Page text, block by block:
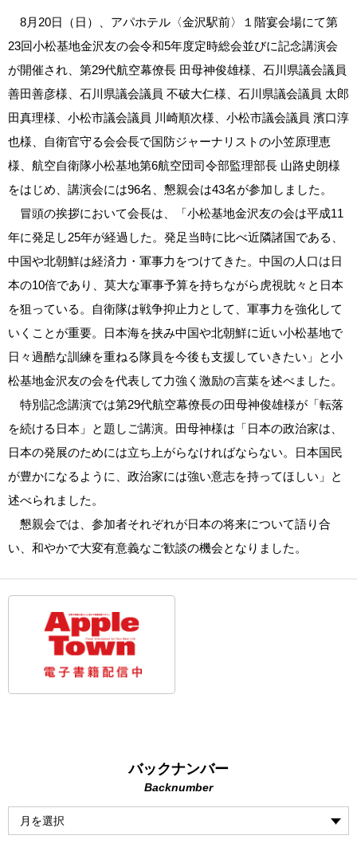
8月20日（日）、アパホテル〈金沢駅前〉１階宴会場にて第
23回小松基地金沢友の会令和5年度定時総会並びに記念講演会
が開催され、第29代航空幕僚長 田母神俊雄様、石川県議会議員
善田善彦様、石川県議会議員 不破大仁様、石川県議会議員 太郎
田真理様、小松市議会議員 川崎順次様、小松市議会議員 濱口淳
也様、自衛官守る会会長で国防ジャーナリストの小笠原理恵
様、航空自衛隊小松基地第6航空団司令部監理部長 山路史朗様
をはじめ、講演会には96名、懇親会は43名が参加しました。
冒頭の挨拶において会長は、「小松基地金沢友の会は平成11
年に発足し25年が経過した。発足当時に比べ近隣諸国である、
中国や北朝鮮は経済力・軍事力をつけてきた。中国の人口は日
本の10倍であり、莫大な軍事予算を持ちながら虎視眈々と日本
を狙っている。自衛隊は戦争抑止力として、軍事力を強化して
いくことが重要。日本海を挟み中国や北朝鮮に近い小松基地で
日々過酷な訓練を重ねる隊員を今後も支援していきたい」と小
松基地金沢友の会を代表して力強く激励の言葉を述べました。
特別記念講演では第29代航空幕僚長の田母神俊雄様が「転落
を続ける日本」と題しご講演。田母神様は「日本の政治家は、
日本の発展のためには立ち上がらなければならない。日本国民
が豊かになるように、政治家には強い意志を持ってほしい」と
述べられました。
懇親会では、参加者それぞれが日本の将来について語り合
い、和やかで大変有意義なご歓談の機会となりました。
バックナンバー
Backnumber